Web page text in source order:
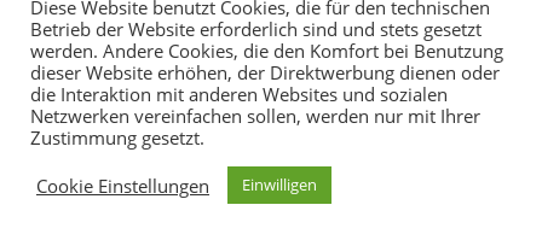
Sommer 2022.
Diese Website benutzt Cookies, die für den technischen
Betrieb der Website erforderlich sind und stets gesetzt
werden. Andere Cookies, die den Komfort bei Benutzung
dieser Website erhöhen, der Direktwerbung dienen oder
die Interaktion mit anderen Websites und sozialen
Netzwerken vereinfachen sollen, werden nur mit Ihrer
Zustimmung gesetzt.
Cookie Einstellungen
Einwilligen